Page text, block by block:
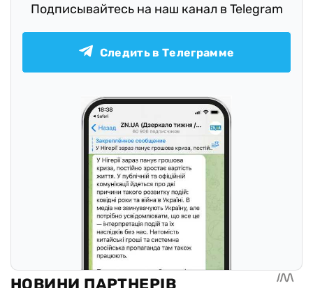
Подписывайтесь на наш канал в Telegram
Следить в Телеграмме